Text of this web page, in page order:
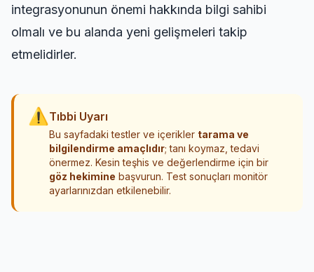
integrasyonunun önemi hakkında bilgi sahibi
olmalı ve bu alanda yeni gelişmeleri takip
etmelidirler.
⚠ Tıbbi Uyarı
Bu sayfadaki testler ve içerikler tarama ve
bilgilendirme amaçlıdır; tanı koymaz, tedavi
önermez. Kesin teşhis ve değerlendirme için bir
göz hekimine başvurun. Test sonuçları monitör
ayarlarınızdan etkilenebilir.